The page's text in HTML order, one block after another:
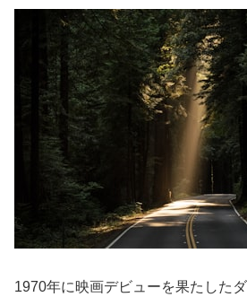
1970年に映画デビューを果たした